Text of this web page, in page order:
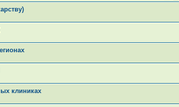
клиниках